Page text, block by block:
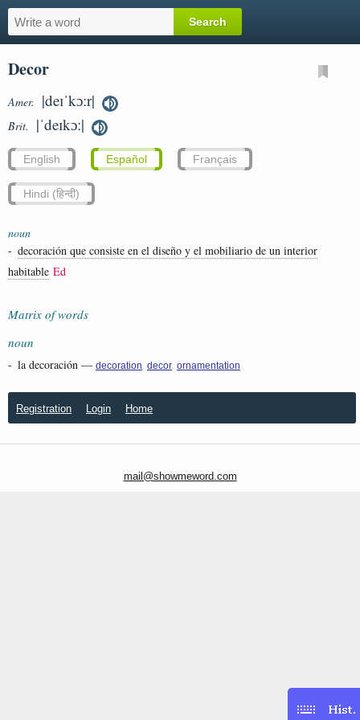
Decor
Amer. |deɪˈkɔːr|
Brit. |ˈdeɪkɔː|
English Español Français
Hindi (हिन्दी)
noun
- decoración que consiste en el diseño y el mobiliario de un interior
habitable Ed
Matrix of words
noun
- la decoración — decoration decor ornamentation
Registration Login Home
mail@showmeword.com